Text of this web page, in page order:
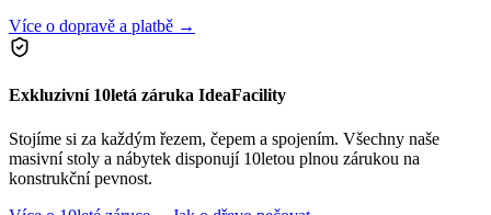
Více o dopravě a platbě →
Exkluzivní 10letá záruka IdeaFacility
Stojíme si za každým řezem, čepem a spojením. Všechny naše
masivní stoly a nábytek disponují 10letou plnou zárukou na
konstrukční pevnost.